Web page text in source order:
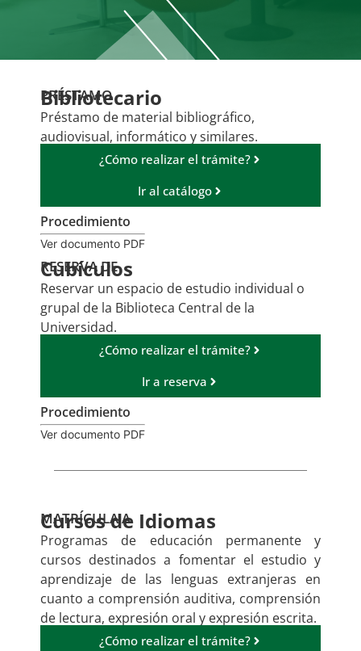
PRÉSTAMO
Bibliotecario
Préstamo de material bibliográfico,
audiovisual, informático y similares.
¿Cómo realizar el trámite?
Ir al catálogo
Procedimiento
Ver documento PDF
RESERVA DE
Cubículos
Reservar un espacio de estudio individual o
grupal de la Biblioteca Central de la
Universidad.
¿Cómo realizar el trámite?
Ir a reserva
Procedimiento
Ver documento PDF
MATRÍCULA A
Cursos de Idiomas
Programas de educación permanente y
cursos destinados a fomentar el estudio y
aprendizaje de las lenguas extranjeras en
cuanto a comprensión auditiva, comprensión
de lectura, expresión oral y expresión escrita.
¿Cómo realizar el trámite?